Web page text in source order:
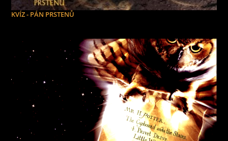
KVÍZ - PÁN PRSTENŮ